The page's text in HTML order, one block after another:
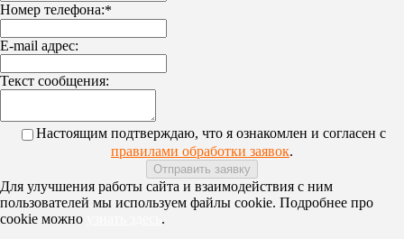
Номер телефона:*
E-mail адрес:
Текст сообщения:
Настоящим подтверждаю, что я ознакомлен и согласен с
правилами обработки заявок.
Для улучшения работы сайта и взаимодействия с ним
пользователей мы используем файлы cookie. Подробнее про
cookie можно
.